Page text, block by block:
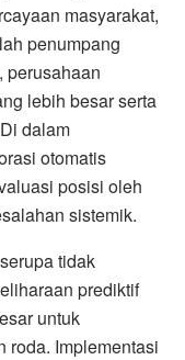
masyarakat,
penumpang
perusahaan
lebih besar serta
dalam
otomatis
posisi oleh
sistemik.
tidak
prediktif
untuk
roda. Implementasi